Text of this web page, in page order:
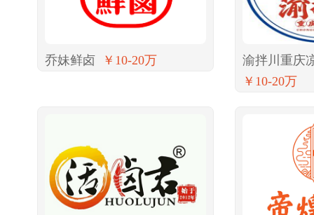
乔妹鲜卤 ￥10-20万
渝拌川重庆
￥10-20万